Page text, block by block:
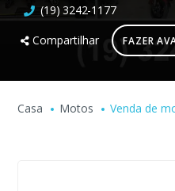
(19) 3242-1177
Compartilhar
FAZER
Casa Motos Venda de